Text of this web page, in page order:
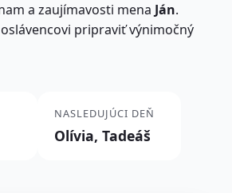
a zaujímavosti mena Ján.
pripraviť výnimočný
NASLEDUJÚCI DEŇ
Olívia, Tadeáš